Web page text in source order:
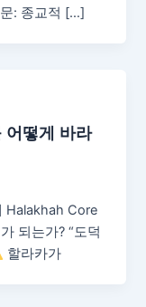
: 종교적 […]
어떻게 바라
Halakhah Core
되는가? “도덕
할라카가